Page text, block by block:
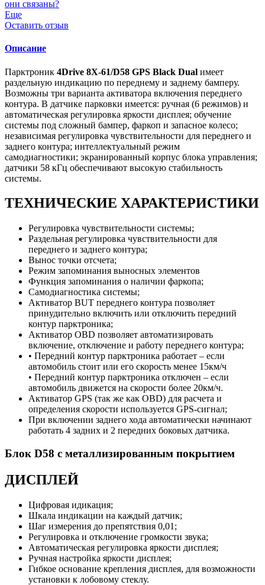
они связаны?
Еще
Оставить отзыв
Описание
Парктроник 4Drive 8X-61/D58 GPS Black Dual имеет
раздельную индикацию по переднему и заднему бамперу.
Возможны три варианта активатора включения переднего
контура. В датчике парковки имеется: ручная (6 режимов) и
автоматическая регулировка яркости дисплея; обучение
системы под сложный бампер, фаркоп и запасное колесо;
независимая регулировка чувствительности для переднего и
заднего контура; интеллектуальный режим
самодиагностики; экранированный корпус блока управления;
датчики 58 кГц обеспечивают высокую стабильность
системы.
ТЕХНИЧЕСКИЕ ХАРАКТЕРИСТИКИ
Регулировка чувствительности системы;
Раздельная регулировка чувствительности для
переднего и заднего контура;
Вынос точки отсчета;
Режим запоминания выносных элементов
Функция запоминания о наличии фаркопа;
Самодиагностика системы;
Активатор BUT переднего контура позволяет
принудительно включить или отключить передний
контур парктроника;
Активатор OBD позволяет автоматизировать
включение, отключение и работу переднего контура;
• Передний контур парктроника работает – если
автомобиль стоит или его скорость менее 15км/ч
• Передний контур парктроника отключен – если
автомобиль движется на скорости более 20км/ч.
Активатор GPS (так же как OBD) для расчета и
определения скорости используется GPS-сигнал;
При включении заднего хода автоматически начинают
работать 4 задних и 2 передних боковых датчика.
Блок D58 с металлизированным покрытием
ДИСПЛЕЙ
Цифровая идикация;
Шкала индикации на каждый датчик;
Шаг измерения до препятствия 0,01;
Регулировка и отключение громкости звука;
Автоматическая регулировка яркости дисплея;
Ручная настройка яркости дисплея;
Гибкое основание крепления дисплея, для возможности
установки к лобовому стеклу.